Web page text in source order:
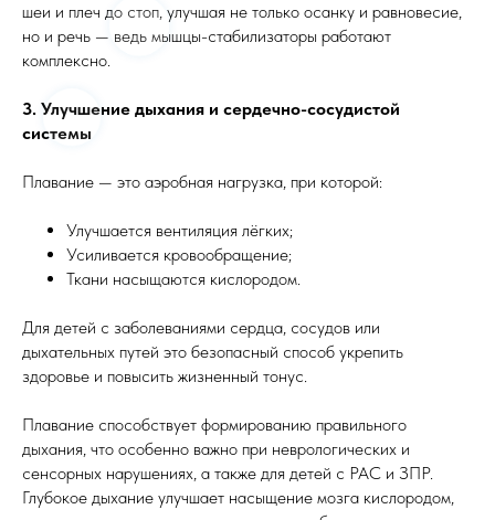
шеи и плеч до стоп, улучшая не только осанку и равновесие,
но и речь — ведь мышцы-стабилизаторы работают
комплексно.
3. Улучшение дыхания и сердечно-сосудистой
системы
Плавание — это аэробная нагрузка, при которой:
Улучшается вентиляция лёгких;
Усиливается кровообращение;
Ткани насыщаются кислородом.
Для детей с заболеваниями сердца, сосудов или
дыхательных путей это безопасный способ укрепить
здоровье и повысить жизненный тонус.
Плавание способствует формированию правильного
дыхания, что особенно важно при неврологических и
сенсорных нарушениях, а также для детей с РАС и ЗПР.
Глубокое дыхание улучшает насыщение мозга кислородом,